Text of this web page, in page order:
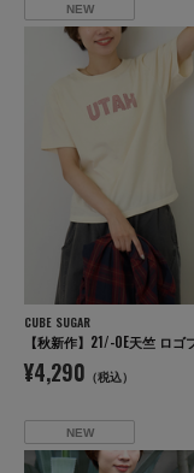
NEW
CUBE SUGAR
¥4,290 （税込）
NEW